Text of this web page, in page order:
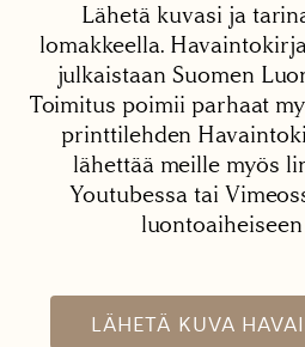
Lähetä kuvasi ja
lomakkeella.
julkaistaan Suomen
Toimitus poimii parhaat
printtilehden
lähettää meille myös
Youtubessa tai
LÄHETÄ KUVA